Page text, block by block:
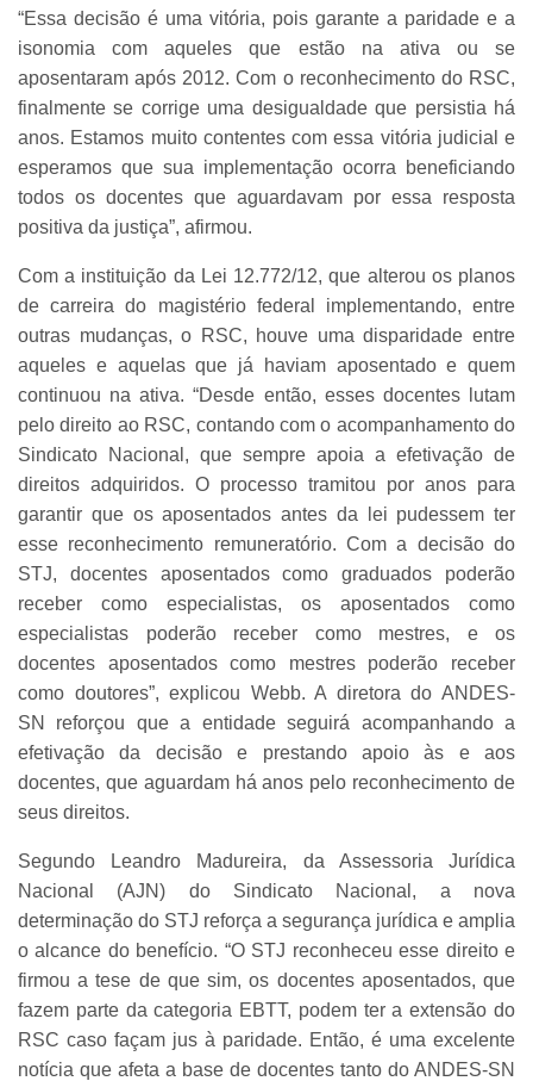
“Essa decisão é uma vitória, pois garante a paridade e a
isonomia com aqueles que estão na ativa ou se
aposentaram após 2012. Com o reconhecimento do RSC,
finalmente se corrige uma desigualdade que persistia há
anos. Estamos muito contentes com essa vitória judicial e
esperamos que sua implementação ocorra beneficiando
todos os docentes que aguardavam por essa resposta
positiva da justiça”, afirmou.
Com a instituição da Lei 12.772/12, que alterou os planos
de carreira do magistério federal implementando, entre
outras mudanças, o RSC, houve uma disparidade entre
aqueles e aquelas que já haviam aposentado e quem
continuou na ativa. “Desde então, esses docentes lutam
pelo direito ao RSC, contando com o acompanhamento do
Sindicato Nacional, que sempre apoia a efetivação de
direitos adquiridos. O processo tramitou por anos para
garantir que os aposentados antes da lei pudessem ter
esse reconhecimento remuneratório. Com a decisão do
STJ, docentes aposentados como graduados poderão
receber como especialistas, os aposentados como
especialistas poderão receber como mestres, e os
docentes aposentados como mestres poderão receber
como doutores”, explicou Webb. A diretora do ANDES-
SN reforçou que a entidade seguirá acompanhando a
efetivação da decisão e prestando apoio às e aos
docentes, que aguardam há anos pelo reconhecimento de
seus direitos.
Segundo Leandro Madureira, da Assessoria Jurídica
Nacional (AJN) do Sindicato Nacional, a nova
determinação do STJ reforça a segurança jurídica e amplia
o alcance do benefício. “O STJ reconheceu esse direito e
firmou a tese de que sim, os docentes aposentados, que
fazem parte da categoria EBTT, podem ter a extensão do
RSC caso façam jus à paridade. Então, é uma excelente
notícia que afeta a base de docentes tanto do ANDES-SN